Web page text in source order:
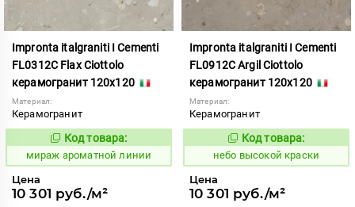
Impronta italgraniti I Cementi
FL0312C Flax Ciottolo
керамогранит 120x120
Материал:
Керамогранит
984669
Код товара:
мираж ароматной линии
Цена
10 301 руб./м²
Impronta italgraniti I Cementi
FL0912C Argil Ciottolo
керамогранит 120x120
Материал:
Керамогранит
1111414
Код товара:
небо высокой краски
Цена
10 301 руб./м²